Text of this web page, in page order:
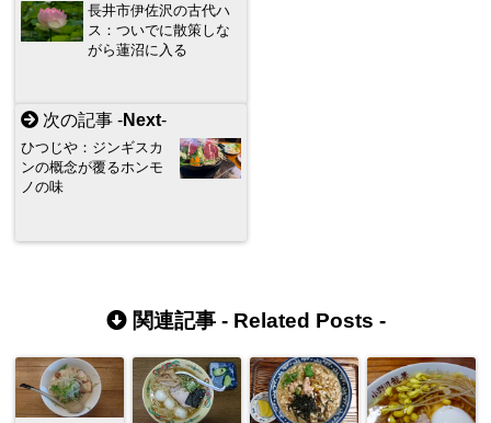
長井市伊佐沢の古代ハ
ス：ついでに散策しな
がら蓮沼に入る
次の記事 -Next-
ひつじや：ジンギスカ
ンの概念が覆るホンモ
ノの味
関連記事 - Related Posts -